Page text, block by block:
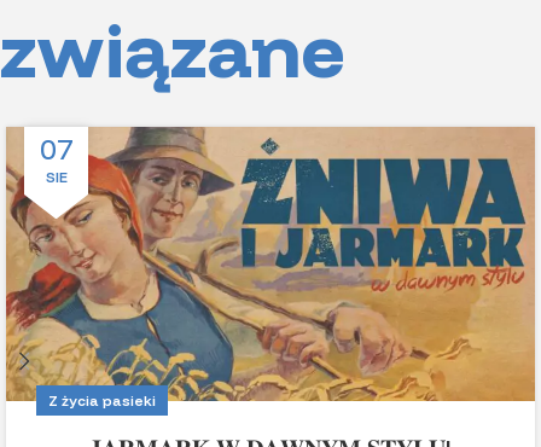
związane
07
SIE
Z życia pasieki